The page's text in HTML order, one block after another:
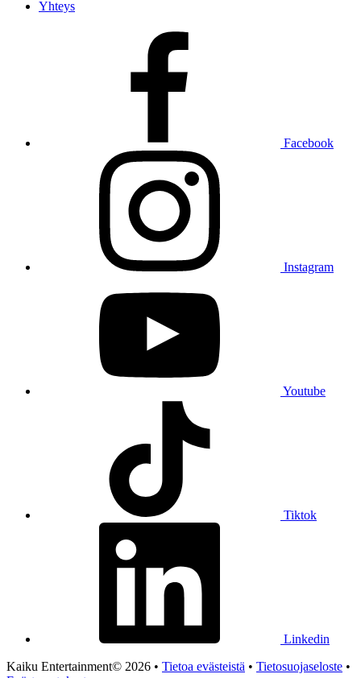
Yhteys
Facebook
Instagram
Youtube
Tiktok
Linkedin
Kaiku Entertainment© 2026 • Tietoa evästeistä • Tietosuojaseloste •